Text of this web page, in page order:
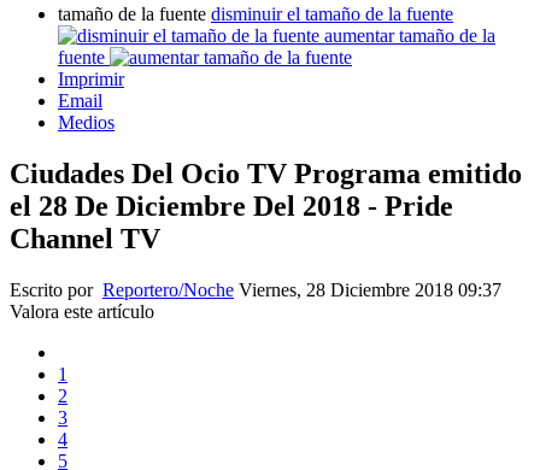
tamaño de la fuente disminuir el tamaño de la fuente
aumentar tamaño de la
fuente
Imprimir
Email
Medios
Ciudades Del Ocio TV Programa emitido
el 28 De Diciembre Del 2018 - Pride
Channel TV
Escrito por Reportero/Noche Viernes, 28 Diciembre 2018 09:37
Valora este artículo
1
2
3
4
5